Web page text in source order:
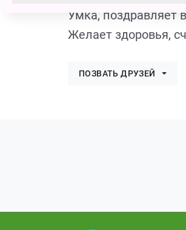
Умка, поздравляет
Желает здоровья,
ПОЗВАТЬ ДРУЗЕЙ